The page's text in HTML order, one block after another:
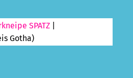
SPATZ
Gotha)